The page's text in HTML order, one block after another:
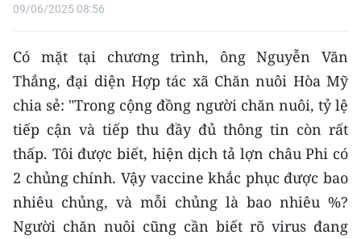
09/06/2025 08:56
Có mặt tại chương trình, ông Nguyễn Văn
Thắng, đại diện Hợp tác xã Chăn nuôi Hòa Mỹ
chia sẻ: "Trong cộng đồng người chăn nuôi, tỷ lệ
tiếp cận và tiếp thu đầy đủ thông tin còn rất
thấp. Tôi được biết, hiện dịch tả lợn châu Phi có
2 chủng chính. Vậy vaccine khắc phục được bao
nhiêu chủng, và mỗi chủng là bao nhiêu %?
Người chăn nuôi cũng cần biết rõ virus đang